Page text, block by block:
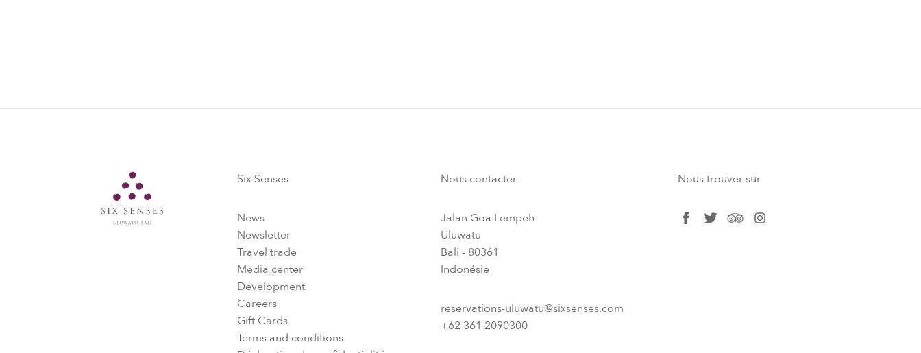
Six Senses
News
Newsletter
Travel trade
Media center
Development
Careers
Gift Cards
Terms and conditions
Nous contacter
Jalan Goa Lempeh
Uluwatu
Bali - 80361
Indonésie
reservations-uluwatu@sixsenses.com
+62 361 2090300
Nous trouver sur
facebook
twittertripadvisor